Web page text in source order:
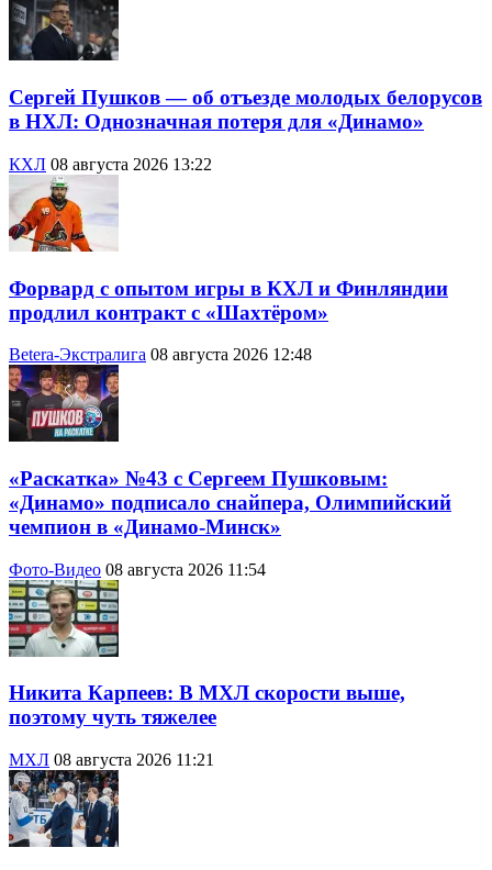
Сергей Пушков — об отъезде молодых белорусов
в НХЛ: Однозначная потеря для «Динамо»
КХЛ 08 августа 2026 13:22
Форвард с опытом игры в КХЛ и Финляндии
продлил контракт с «Шахтёром»
Betera-Экстралига 08 августа 2026 12:48
«Раскатка» №43 с Сергеем Пушковым:
«Динамо» подписало снайпера, Олимпийский
чемпион в «Динамо-Минск»
Фото-Видео 08 августа 2026 11:54
Никита Карпеев: В МХЛ скорости выше,
поэтому чуть тяжелее
МХЛ 08 августа 2026 11:21